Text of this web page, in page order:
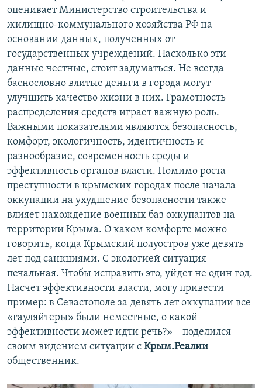
оценивает Министерство строительства и
жилищно-коммунального хозяйства РФ на
основании данных, полученных от
государственных учреждений. Насколько эти
данные честные, стоит задуматься. Не всегда
баснословно влитые деньги в города могут
улучшить качество жизни в них. Грамотность
распределения средств играет важную роль.
Важными показателями являются безопасность,
комфорт, экологичность, идентичность и
разнообразие, современность среды и
эффективность органов власти. Помимо роста
преступности в крымских городах после начала
оккупации на ухудшение безопасности также
влияет нахождение военных баз оккупантов на
территории Крыма. О каком комфорте можно
говорить, когда Крымский полуостров уже девять
лет под санкциями. С экологией ситуация
печальная. Чтобы исправить это, уйдет не один год.
Насчет эффективности власти, могу привести
пример: в Севастополе за девять лет оккупации все
«гауляйтеры» были неместные, о какой
эффективности может идти речь?» – поделился
своим видением ситуации с Крым.Реалии
общественник.